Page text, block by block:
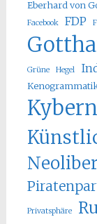
Eberhard von
Facebook FDP
Grüne Hegel
Privatsphäre